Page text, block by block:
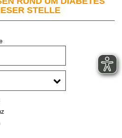
STELLE